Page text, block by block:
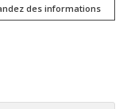
des informations